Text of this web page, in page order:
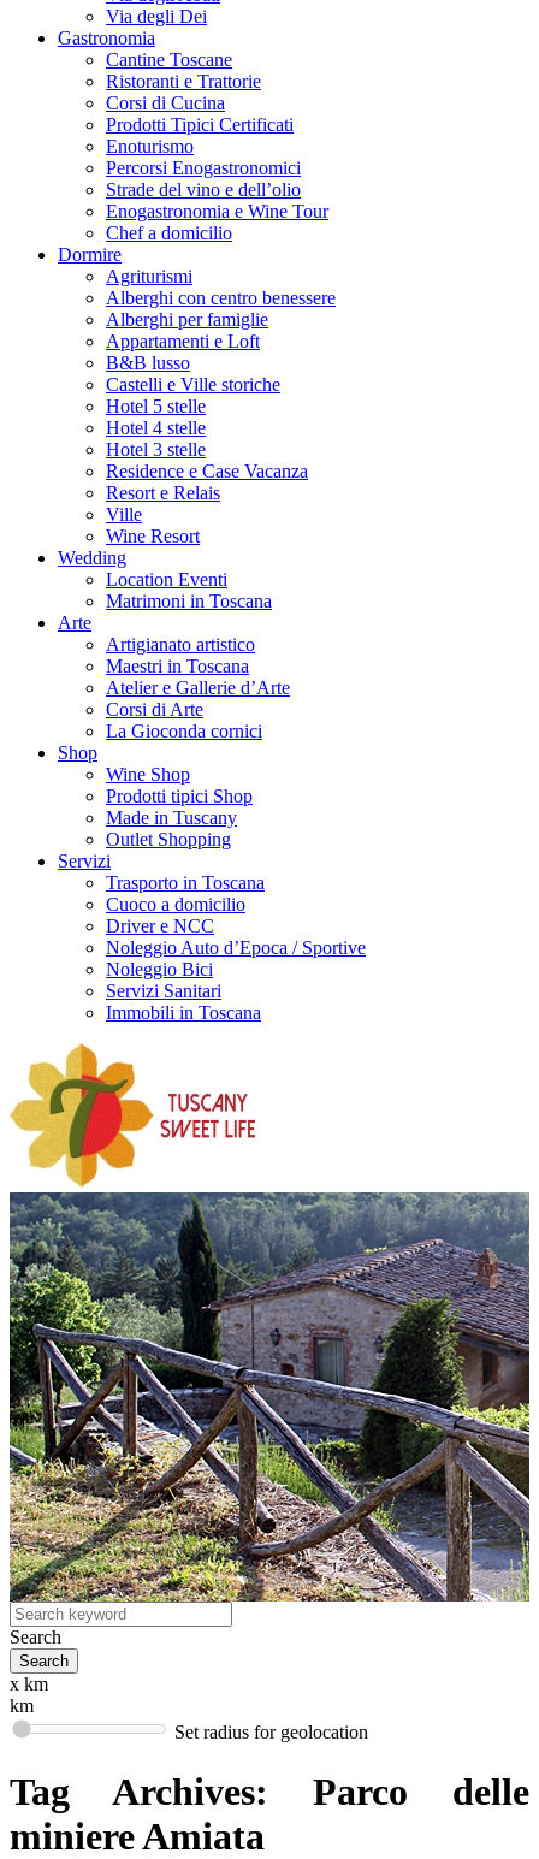
Via degli Dei
Gastronomia
Cantine Toscane
Ristoranti e Trattorie
Corsi di Cucina
Prodotti Tipici Certificati
Enoturismo
Percorsi Enogastronomici
Strade del vino e dell’olio
Enogastronomia e Wine Tour
Chef a domicilio
Dormire
Agriturismi
Alberghi con centro benessere
Alberghi per famiglie
Appartamenti e Loft
B&B lusso
Castelli e Ville storiche
Hotel 5 stelle
Hotel 4 stelle
Hotel 3 stelle
Residence e Case Vacanza
Resort e Relais
Ville
Wine Resort
Wedding
Location Eventi
Matrimoni in Toscana
Arte
Artigianato artistico
Maestri in Toscana
Atelier e Gallerie d’Arte
Corsi di Arte
La Gioconda cornici
Shop
Wine Shop
Prodotti tipici Shop
Made in Tuscany
Outlet Shopping
Servizi
Trasporto in Toscana
Cuoco a domicilio
Driver e NCC
Noleggio Auto d’Epoca / Sportive
Noleggio Bici
Servizi Sanitari
Immobili in Toscana
Search
x km
km
Set radius for geolocation
Tag Archives: Parco delle
miniere Amiata